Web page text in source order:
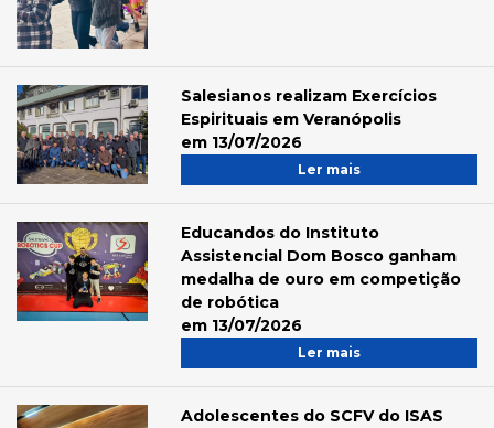
Salesianos realizam Exercícios
Espirituais em Veranópolis
em 13/07/2026
Ler mais
Educandos do Instituto
Assistencial Dom Bosco ganham
medalha de ouro em competição
de robótica
em 13/07/2026
Ler mais
Adolescentes do SCFV do ISAS